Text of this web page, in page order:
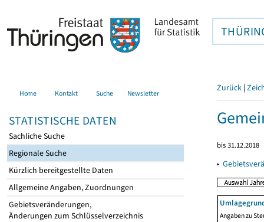
Home Kontakt Suche Newsletter
STATISTISCHE DATEN
Sachliche Suche
Regionale Suche
Kürzlich bereitgestellte Daten
Allgemeine Angaben, Zuordnungen
Gebietsveränderungen,
Änderungen zum Schlüsselverzeichnis
Zurück |
bis 31.12.2018
▸
Angaben zu